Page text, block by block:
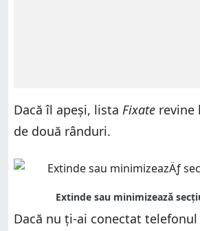
Dacă îl apeși, lista Fixate revine
de două rânduri.
Dacă nu ți-ai conectat telefonul